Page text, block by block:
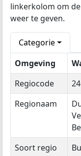
linkerkolom om
weer te geven.
Categorie
Omgeving
Regiocode
Regionaam
Soort regio